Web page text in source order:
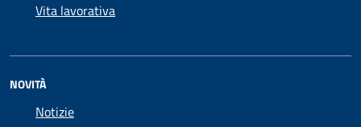
Vita lavorativa
NOVITÀ
Notizie